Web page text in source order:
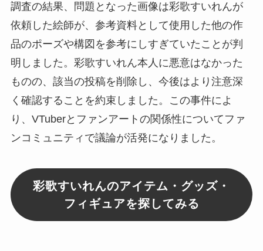
調査の結果、問題となった画像は彩歌すいれんが
依頼した絵師が、参考資料として使用した他の作
品のポーズや構図を参考にしすぎていたことが判
明しました。彩歌すいれん本人に悪意はなかった
ものの、該当の投稿を削除し、今後はより注意深
く確認することを約束しました。この事件によ
り、VTuberとファンアートの関係性についてファ
ンコミュニティで議論が活発になりました。
彩歌すいれんのアイテム・グッズ・
フィギュアを探してみる